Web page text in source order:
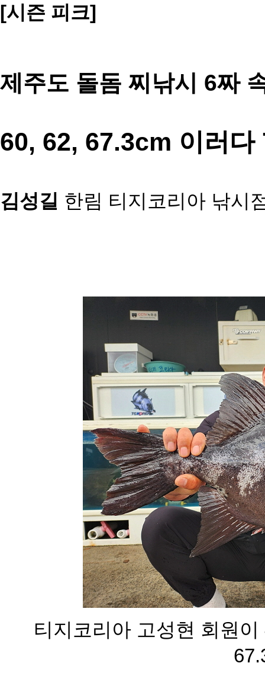
[시즌 피크]
제주도 돌돔 찌낚시 6짜
60, 62, 67.3cm 이러다
김성길 한림 티지코리아 낚시
티지코리아 고성현 회원